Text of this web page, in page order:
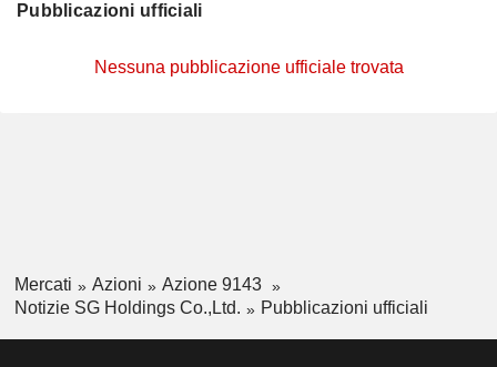
Pubblicazioni ufficiali
Nessuna pubblicazione ufficiale trovata
Mercati Azioni
Azione 9143
Notizie SG Holdings Co.,Ltd.
Pubblicazioni ufficiali